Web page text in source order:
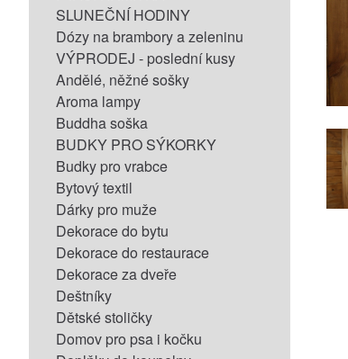
SLUNEČNÍ HODINY
Dózy na brambory a zeleninu
VÝPRODEJ - poslední kusy
Andělé, něžné sošky
Aroma lampy
Buddha soška
BUDKY PRO SÝKORKY
Budky pro vrabce
Bytový textil
Dárky pro muže
Dekorace do bytu
Dekorace do restaurace
Dekorace za dveře
Deštníky
Dětské stoličky
Domov pro psa i kočku